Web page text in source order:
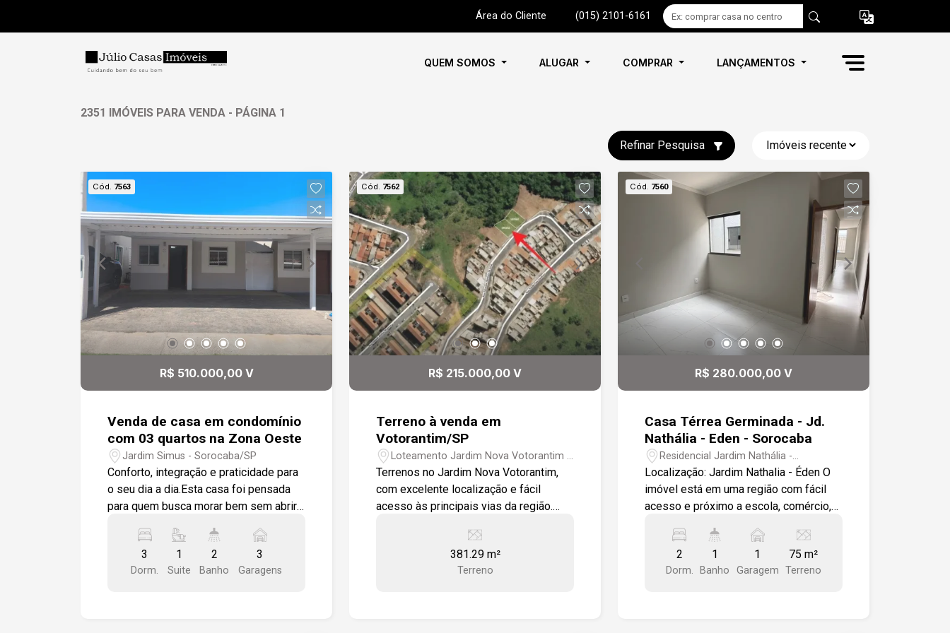
Área do Cliente (015) 2101-6161
QUEM SOMOS ALUGAR COMPRAR LANÇAMENTOS
2351 IMÓVEIS PARA VENDA - PÁGINA 1
Refinar Pesquisa
Cód. 7563
R$ 510.000,00 V
Venda de casa em condomínio
com 03 quartos na Zona Oeste
Jardim Simus - Sorocaba/SP
Conforto, integração e praticidade para
o seu dia a dia.Esta casa foi pensada
para quem busca morar bem sem abrir
em condomínio fechado na Zona Oeste
de Sorocaba, com portaria 24h e lazer
completo.Os ambientes 3 dormitórios,
3
Dorm.
1
Suite
2
Banho
3
Garagens
Cód. 7562
R$ 215.000,00 V
Terreno à venda em
Votorantim/SP
Loteamento Jardim Nova Votorantim -
Votorantim/SP
Terrenos no Jardim Nova Votorantim,
com excelente localização e fácil
acesso às principais vias da região.
186,64 m²) -Confrontam com área verde
-Fácil acesso à Avenida Pedro Augusto
Rangel -Fácil acesso à Estrada José
381.29 m²
Terreno
Cód. 7560
R$ 280.000,00 V
Casa Térrea Germinada - Jd.
Nathália - Eden - Sorocaba
Residencial Jardim Nathália -
Sorocaba/SP
Localização: Jardim Nathalia - Éden O
imóvel está em uma região com fácil
acesso e próximo a escola, comércio,
essenciais, proporcionando mais
comodidade para o dia a dia.
Características do imóvel: 2 dormitórios
2
Dorm.
1
Banho
1
Garagem
75 m²
Terreno